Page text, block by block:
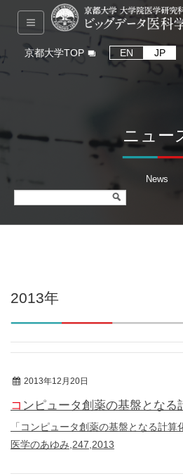
京都大学TOP EN JP
ニュー
News
2013年
2013年12月20日
コンピュータ創薬の基盤とな
「コンピュータ創薬の基盤となる計算
医学のあゆみ,247,2013